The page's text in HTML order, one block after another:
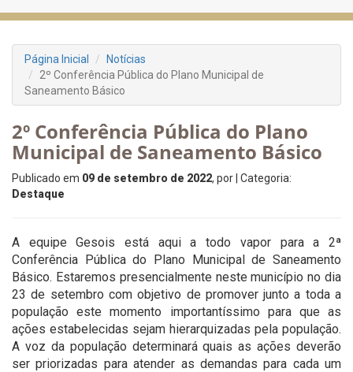
Página Inicial
Notícias
2º Conferência Pública do Plano Municipal de
Saneamento Básico
2º Conferência Pública do Plano
Municipal de Saneamento Básico
Publicado em 09 de setembro de 2022, por | Categoria:
Destaque
A equipe Gesois está aqui a todo vapor para a 2ª
Conferência Pública do Plano Municipal de Saneamento
Básico. Estaremos presencialmente neste município no dia
23 de setembro com objetivo de promover junto a toda a
população este momento importantíssimo para que as
ações estabelecidas sejam hierarquizadas pela população.
A voz da população determinará quais as ações deverão
ser priorizadas para atender as demandas para cada um